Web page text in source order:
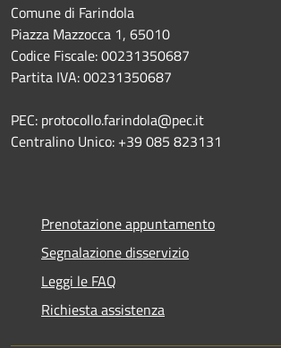
Comune di Farindola
Piazza Mazzocca 1, 65010
Codice Fiscale: 00231350687
Partita IVA: 00231350687
PEC: protocollo.farindola@pec.it
Centralino Unico: +39 085 823131
Prenotazione appuntamento
Segnalazione disservizio
Leggi le FAQ
Richiesta assistenza